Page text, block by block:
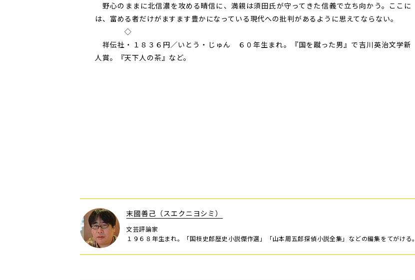
野心のままに北信濃を攻める晴信に、満親は須田氏が守ってきた信義で立ち向かう。ここに
は、富める者だけがますます豊かになっている現代への批判があるように思えてならない。
◇
祥伝社・１８３６円／いとう・じゅん ６０年生まれ。『国を蹴った男』で吉川英治文学新
人賞。『天下人の茶』など。
末國善己（スエクニヨシミ）
文芸評論家
１９６８年生まれ。「国枝史郎歴史小説傑作選」「山本周五郎探偵小説全集」などの編集をてがける。